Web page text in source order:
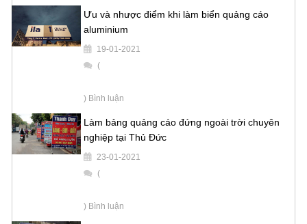
Ưu và nhược điểm khi làm biển quảng cáo
aluminium
19-01-2021
(
) Bình luận
Làm bảng quảng cáo đứng ngoài trời chuyên
nghiệp tại Thủ Đức
23-01-2021
(
) Bình luận